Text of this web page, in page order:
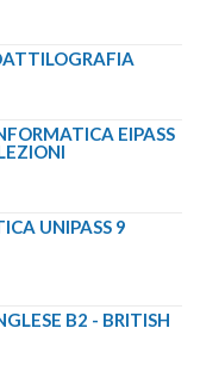
EIPASS
UNIPASS 9
B2 - BRITISH